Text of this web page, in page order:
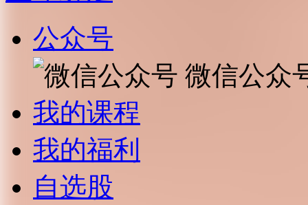
公众号
微信公众
我的课程
我的福利
自选股